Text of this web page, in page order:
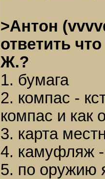
>Антон
ответить
Ж.?
1. бумага
2. компас -
компас и как
3. карта
4. камуфляж
5. по оружию